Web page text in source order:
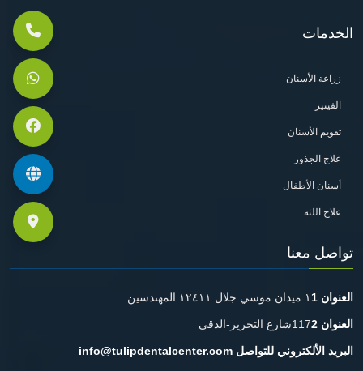
الخدمات
زراعة الأسنان
الفينير
تقويم الأسنان
علاج الجذور
أسنان الأطفال
علاج اللثة
تواصل معنا
العنوان 1 ١ ميدان موسي جلال ١٢٤١١ المهندسين
العنوان 2 117شارع التحرير-الدقي
البريد الألكتروني للتواصل info@tulipdentalcenter.com